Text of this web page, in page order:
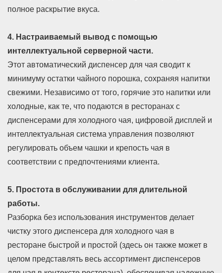
полное раскрытие вкуса.
4. Настраиваемый вывод с помощью
интеллектуальной серверной части.
Этот автоматический диспенсер для чая сводит к
минимуму остатки чайного порошка, сохраняя напитки
свежими. Независимо от того, горячие это напитки или
холодные, как те, что подаются в ресторанах с
диспенсерами для холодного чая, цифровой дисплей и
интеллектуальная система управления позволяют
регулировать объем чашки и крепость чая в
соответствии с предпочтениями клиента.
5. Простота в обслуживании для длительной
работы.
Разборка без использования инструментов делает
чистку этого диспенсера для холодного чая в
ресторане быстрой и простой (здесь он также может в
целом представлять весь ассортимент диспенсеров